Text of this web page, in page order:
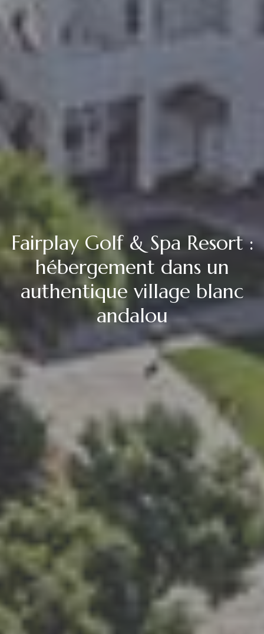
Fairplay Golf & Spa Resort :
hébergement dans un
authentique village blanc
andalou